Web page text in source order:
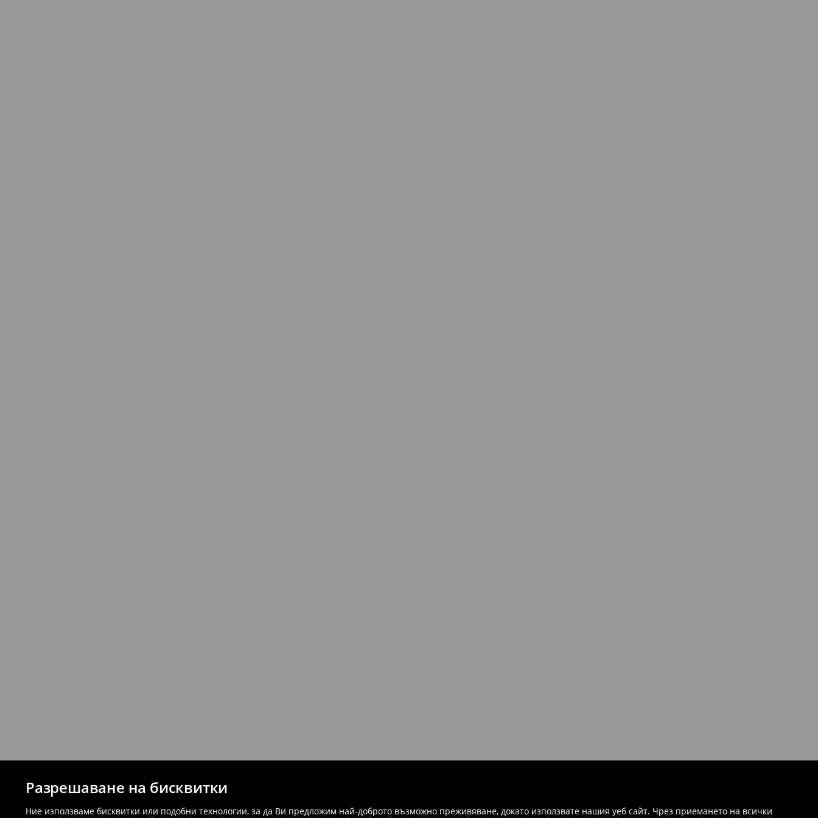
Разрешаване на бисквитки
Ние използваме бисквитки или подобни технологии, за да Ви предложим най-доброто възможно преживяване, докато използвате нашия уеб сайт. Чрез приемането на всички